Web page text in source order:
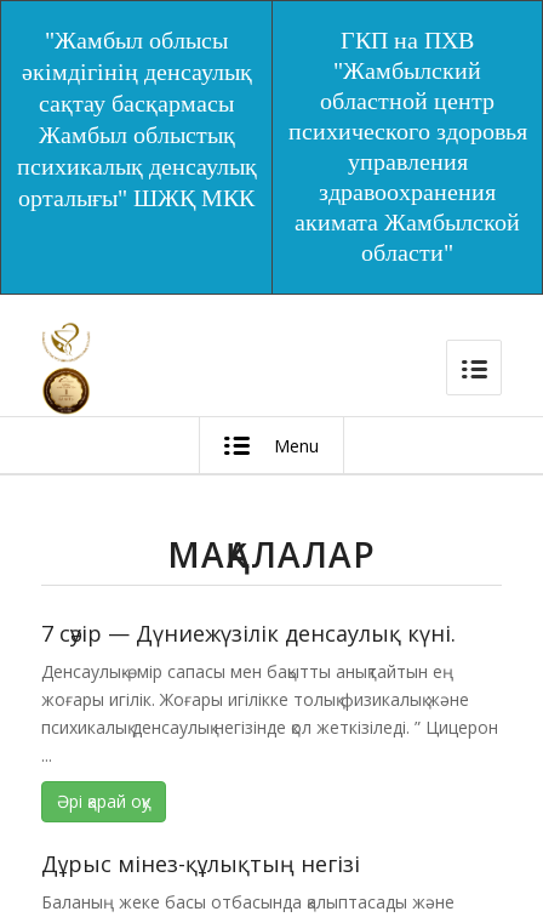
"Жамбыл облысы
әкімдігінің денсаулық
сақтау басқармасы
Жамбыл облыстық
психикалық денсаулық
орталығы" ШЖҚ МКК
ГКП на ПХВ
"Жамбылский
областной центр
психического здоровья
управления
здравоохранения
акимата Жамбылской
области"
Menu
МАҚАЛАЛАР
7 сәуір — Дүниежүзілік денсаулық күні.
Денсаулық-өмір сапасы мен бақытты анықтайтын ең
жоғары игілік. Жоғары игілікке толық физикалық және
психикалық денсаулық негізінде қол жеткізіледі. ” Цицерон
...
Әрі қарай оқу
Дұрыс мінез-құлықтың негізі
Баланың жеке басы отбасында қалыптасады және